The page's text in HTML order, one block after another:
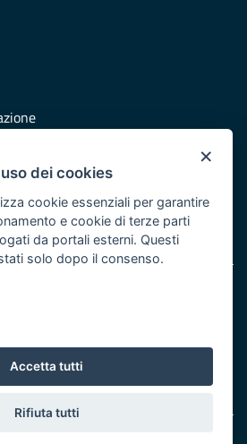
Puglia
risorse del POR Puglia 2014/2020 -
×
dei cookies
cookie essenziali per garantire
e cookie di terze parti
da portali esterni. Questi
solo dopo il consenso.
Accetta tutti
Rifiuta tutti